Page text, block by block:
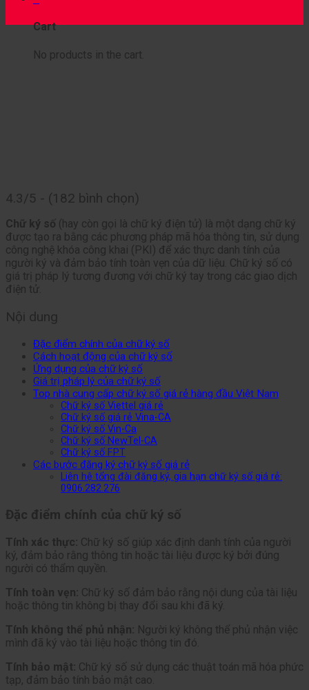
Cart
No products in the cart.
4.3/5 - (182 bình chọn)
Chữ ký số (hay còn gọi là chữ ký điện tử) là một dạng chữ ký
được tạo ra bằng các phương pháp mã hóa thông tin, sử dụng
công nghệ khóa công khai (PKI) để xác thực danh tính của
người ký và đảm bảo tính toàn vẹn của dữ liệu. Chữ ký số có
giá trị pháp lý tương đương với chữ ký tay trong các giao dịch
điện tử.
Nội dung
Đặc điểm chính của chữ ký số
Cách hoạt động của chữ ký số
Ứng dụng của chữ ký số
Giá trị pháp lý của chữ ký số
Top nhà cung cấp chữ ký số giá rẻ hàng đầu Việt Nam
Chữ ký số Viettel giá rẻ
Chữ ký số giá rẻ Vina-CA
Chữ ký số Vin-Ca
Chữ ký số NewTel-CA
Chữ ký số FPT
Các bước đăng ký chữ ký số giá rẻ
Liên hệ tổng đài đăng ký, gia hạn chữ ký số giá rẻ:
0906.282.276
Đặc điểm chính của chữ ký số
Tính xác thực: Chữ ký số giúp xác định danh tính của người
ký, đảm bảo rằng thông tin hoặc tài liệu được ký bởi đúng
người có thẩm quyền.
Tính toàn vẹn: Chữ ký số đảm bảo rằng nội dung của tài liệu
hoặc thông tin không bị thay đổi sau khi đã ký.
Tính không thể phủ nhận: Người ký không thể phủ nhận việc
mình đã ký vào tài liệu hoặc thông tin đó.
Tính bảo mật: Chữ ký số sử dụng các thuật toán mã hóa phức
tạp, đảm bảo tính bảo mật cao.